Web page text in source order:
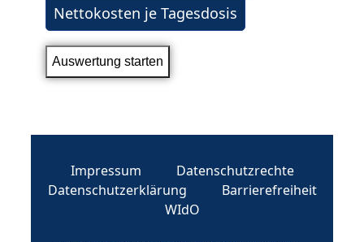
Nettokosten je Tagesdosis
Impressum
Datenschutzrechte
Datenschutzerklärung
Barrierefreiheit
WIdO